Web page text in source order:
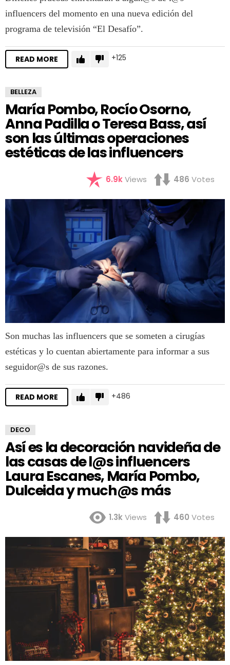
influencers del momento en una nueva edición del
programa de televisión “El Desafío”.
READ MORE 125
BELLEZA
María Pombo, Rocío Osorno,
Anna Padilla o Teresa Bass, así
son las últimas operaciones
estéticas de las influencers
6.9kViews 486 Votes
Son muchas las influencers que se someten a cirugías
estéticas y lo cuentan abiertamente para informar a sus
seguidor@s de sus razones.
READ MORE 486
DECO
Así es la decoración navideña de
las casas de l@s influencers
Laura Escanes, María Pombo,
Dulceida y much@s más
1.3kViews 460 Votes